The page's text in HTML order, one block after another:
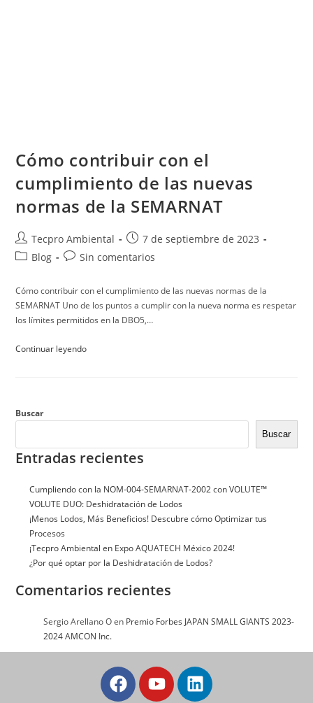
Cómo contribuir con el
cumplimiento de las nuevas
normas de la SEMARNAT
Tecpro Ambiental
7 de septiembre de 2023
Blog
Sin comentarios
Cómo contribuir con el cumplimiento de las nuevas normas de la
SEMARNAT Uno de los puntos a cumplir con la nueva norma es respetar
los límites permitidos en la DBO5,…
Continuar leyendo
Buscar
Buscar
Entradas recientes
Cumpliendo con la NOM‑004‑SEMARNAT‑2002 con VOLUTE™
VOLUTE DUO: Deshidratación de Lodos
¡Menos Lodos, Más Beneficios! Descubre cómo Optimizar tus
Procesos
¡Tecpro Ambiental en Expo AQUATECH México 2024!
¿Por qué optar por la Deshidratación de Lodos?
Comentarios recientes
Sergio Arellano Oen Premio Forbes JAPAN SMALL GIANTS 2023-
2024 AMCON Inc.